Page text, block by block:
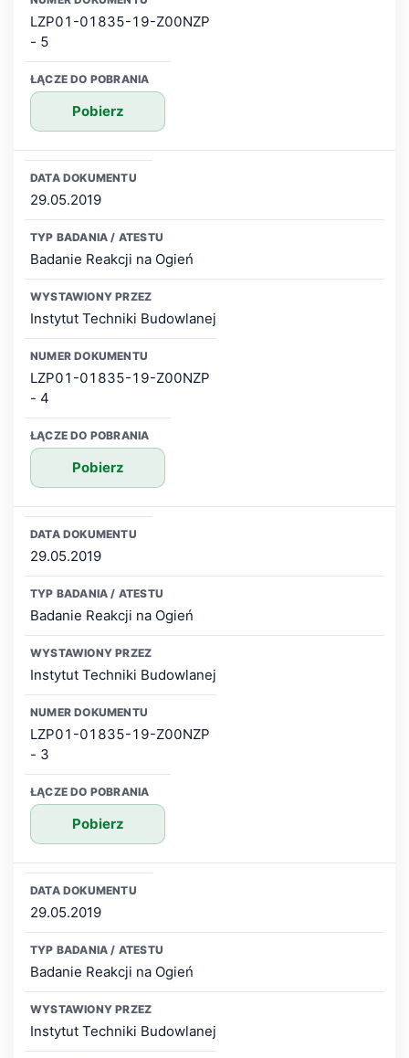
LZP01-01835-19-Z00NZP
- 5
Pobierz
29.05.2019
Badanie Reakcji na Ogień
Instytut Techniki Budowlanej
LZP01-01835-19-Z00NZP
- 4
Pobierz
29.05.2019
Badanie Reakcji na Ogień
Instytut Techniki Budowlanej
LZP01-01835-19-Z00NZP
- 3
Pobierz
29.05.2019
Badanie Reakcji na Ogień
Instytut Techniki Budowlanej